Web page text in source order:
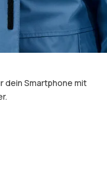
dein Smartphone mit